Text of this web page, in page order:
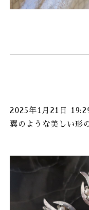
2025年1月21日
翼のような美しい形